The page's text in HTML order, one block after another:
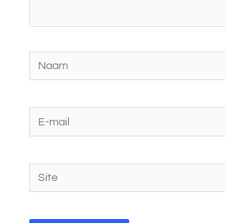
Naam
mail
Site